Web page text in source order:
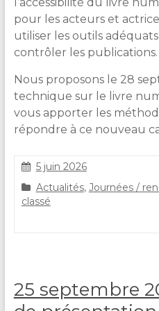
l’accessibilité du livre
pour les acteurs et
utiliser les outils
contrôler les publications.
Nous proposons le 28
technique sur le livre
vous apporter les
répondre à ce nouveau
S
t
é
e
C
5 juin 2026
Actualités, Journées /
classé
25 septembre